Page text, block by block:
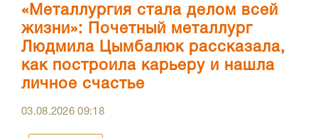
«Металлургия стала делом всей
жизни»: Почетный металлург
Людмила Цымбалюк рассказала,
как построила карьеру и нашла
личное счастье
03.08.202609:18